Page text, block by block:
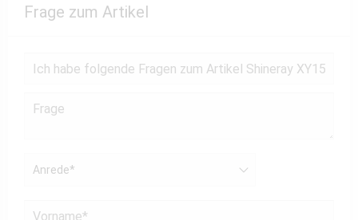
Frage zum Artikel